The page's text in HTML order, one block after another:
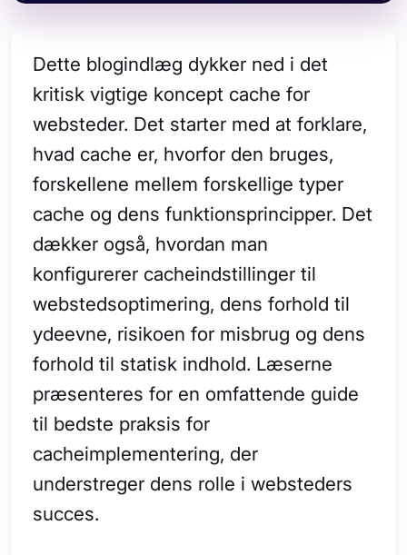
Dette blogindlæg dykker ned i det
kritisk vigtige koncept cache for
websteder. Det starter med at forklare,
hvad cache er, hvorfor den bruges,
forskellene mellem forskellige typer
cache og dens funktionsprincipper. Det
dækker også, hvordan man
konfigurerer cacheindstillinger til
webstedsoptimering, dens forhold til
ydeevne, risikoen for misbrug og dens
forhold til statisk indhold. Læserne
præsenteres for en omfattende guide
til bedste praksis for
cacheimplementering, der
understreger dens rolle i websteders
succes.